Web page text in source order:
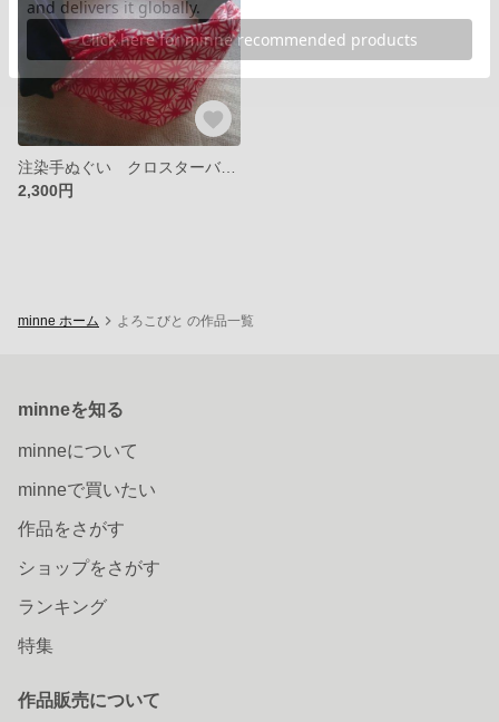
2,300円
minne ホーム よろこびと の作品一覧
minneを知る
minneについて
minneで買いたい
作品をさがす
ショップをさがす
ランキング
特集
作品販売について